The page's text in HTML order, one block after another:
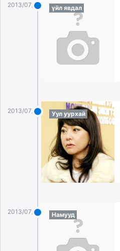
2013/07/25 үйл явдал
2013/07/25 Уул уурхай
2013/07/25 Намууд